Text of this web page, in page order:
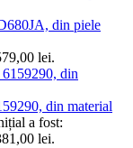
din piele
lei.
din material
a fost:
lei.